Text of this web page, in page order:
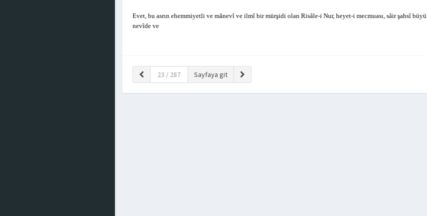
Evet, bu asrın ehemmiyetli ve mânevî ve ilmî bir mürşidi olan Risâle-i Nur, heyet-i mecmuası, sâir şahsî
nevîde ve